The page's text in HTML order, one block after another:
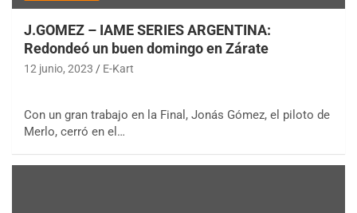
J.GOMEZ – IAME SERIES ARGENTINA:
Redondeó un buen domingo en Zárate
12 junio, 2023 E-Kart
Con un gran trabajo en la Final, Jonás Gómez, el piloto de
Merlo, cerró en el…